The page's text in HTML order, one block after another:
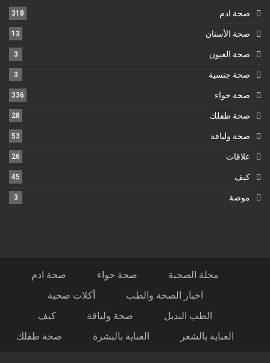
صحة ادم 318
صحة الأسنان 13
صحة العيون 3
صحة جنسية 3
صحة حواء 336
صحة طفلك 28
صحة ولياقة 53
علاقات 26
كيف 45
موضة 3
مجلة الصحبة صحة حواء
صحة ادم
اخبار الصحة والطب
أكلات صحية
الطب البديل
صحة ولياقة
كيف
العناية بالشعر
العناية بالبشرة صحة طفلك